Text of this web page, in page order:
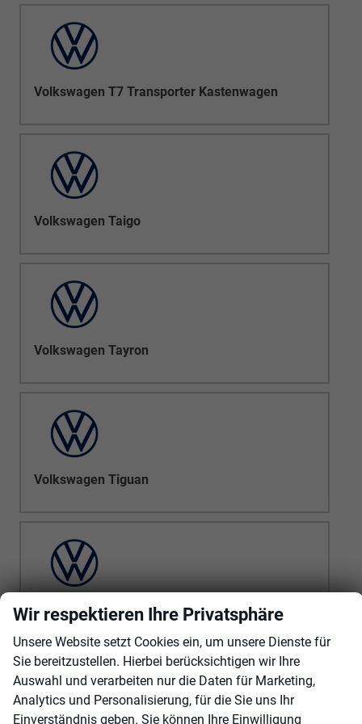
Volkswagen T7 Transporter Kastenwagen
Volkswagen Taigo
Volkswagen Tayron
Volkswagen Tiguan
Volkswagen Touareg
Wir respektieren Ihre Privatsphäre
Unsere Website setzt Cookies ein, um unsere Dienste für
Sie bereitzustellen. Hierbei berücksichtigen wir Ihre
Auswahl und verarbeiten nur die Daten für Marketing,
Analytics und Personalisierung, für die Sie uns Ihr
Einverständnis geben. Sie können Ihre Einwilligung